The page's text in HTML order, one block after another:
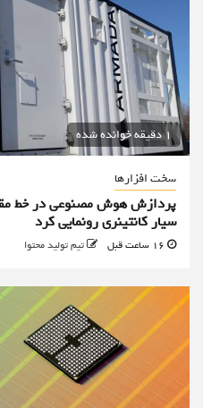
1 دقیقه خوانده شده
سخت افزارها
پردازش هوش مصنوعی در خط
سیار کانتینری رونمایی کرد
تیم تولید محتوا